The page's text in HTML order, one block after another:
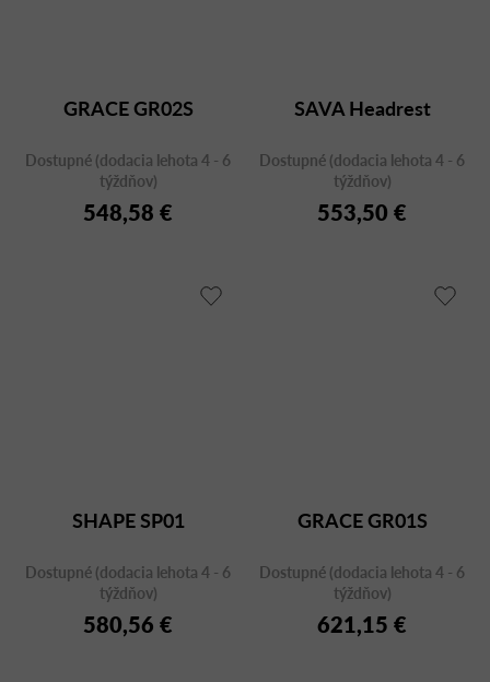
GRACE GR02S
Dostupné (dodacia lehota 4 - 6
týždňov)
548,58 €
SAVA Headrest
Dostupné (dodacia lehota 4 - 6
týždňov)
553,50 €
SHAPE SP01
Dostupné (dodacia lehota 4 - 6
týždňov)
580,56 €
GRACE GR01S
Dostupné (dodacia lehota 4 - 6
týždňov)
621,15 €